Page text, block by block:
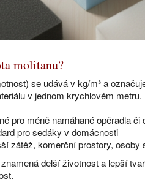
molitanu?
se udává v kg/m³ a
v jednom krychlovém metru.
pro méně namáhané opěradla
pro sedáky v domácnosti
zátěž, komerční prostory, osoby
delší životnost a lepší